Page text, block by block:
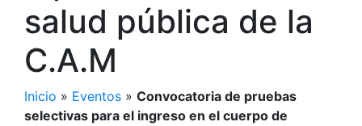
salud pública de la
C.A.M
Inicio » Eventos » Convocatoria de pruebas
selectivas para el ingreso en el cuerpo de